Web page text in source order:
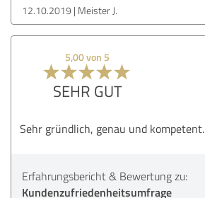
12.10.2019 Meister J.
5,00 von 5
SEHR GUT
Sehr gründlich, genau und kompetent.
Erfahrungsbericht & Bewertung zu:
Kundenzufriedenheitsumfrage